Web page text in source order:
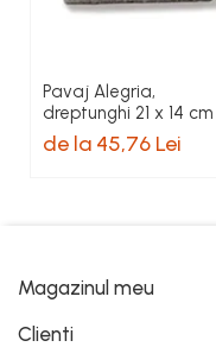
Pavaj Alegria,
dreptunghi 21 x 14 cm
de la 45,76 Lei
Magazinul meu
Clienti